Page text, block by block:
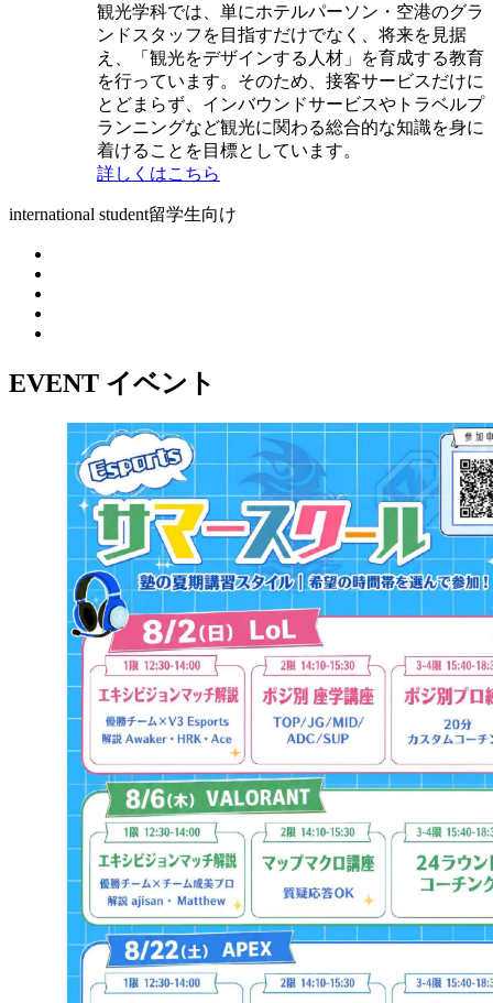
観光学科では、単にホテルパーソン・空港のグラ
ンドスタッフを目指すだけでなく、将来を見据
え、「観光をデザインする人材」を育成する教育
を行っています。そのため、接客サービスだけに
とどまらず、インバウンドサービスやトラベルプ
ランニングなど観光に関わる総合的な知識を身に
着けることを目標としています。
詳しくはこちら
international student留学生向け
EVENT イベント